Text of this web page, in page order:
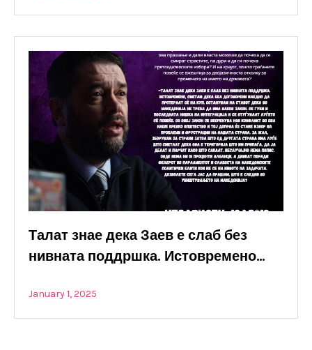
Талат знае дека Заев е слаб без
нивната поддршка. Истовремено…
January 1, 2025